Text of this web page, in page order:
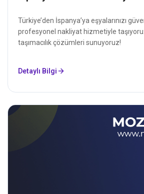
Türkiye’den İspanya’ya eşyalarınızı
profesyonel nakliyat hizmetiyle
taşımacılık çözümleri sunuyoruz!
Detaylı Bilgi